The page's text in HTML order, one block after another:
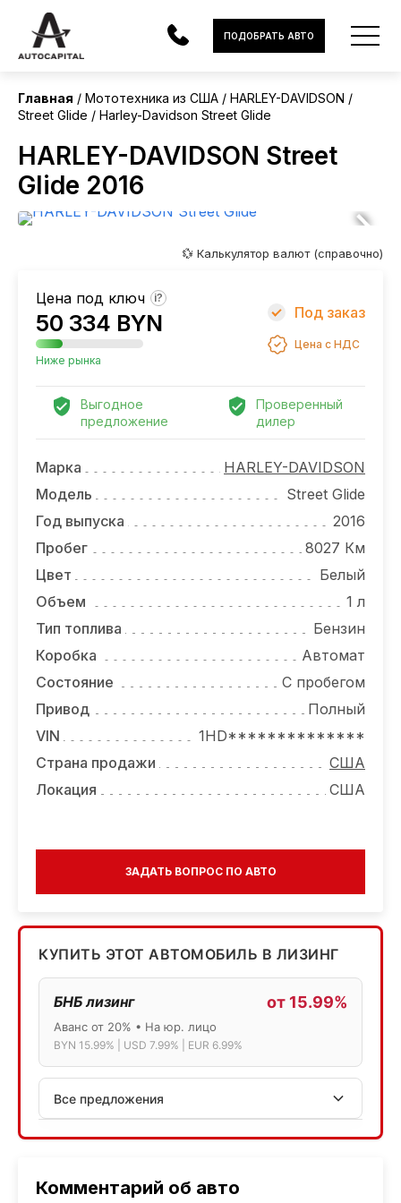
АВТОМОБИЛИ
ЭЛЕКТРОМОБИЛИ
В НАЛИЧИИ
ЛИЗИНГ
НОВОСТИ
ОТЗЫВЫ
ВАКАНСИИ
КОНТАКТЫ
ПОДОБРАТЬ АВТО
Главная Мототехника из США
HARLEY-DAVIDSON
Street Glide
Harley-Davidson Street Glide
HARLEY-DAVIDSON Street
Glide 2016
Комментарий об авто
💱 Калькулятор валют (справочно)
Цена под ключ ?
50 334 BYN
Ниже рынка
Под заказ
Цена с НДС
Выгодное
предложение
Проверенный
дилер
Марка
HARLEY-DAVIDSON
Модель
Street Glide
Год выпуска
2016
Пробег
8027 Км
Цвет
Белый
Объем
1 л
Тип топлива
Бензин
Коробка
Автомат
Состояние
С пробегом
Привод
Полный
VIN
1HD**************
Страна продажи
США
Локация
США
ЗАДАТЬ ВОПРОС ПО АВТО
КУПИТЬ ЭТОТ АВТОМОБИЛЬ В ЛИЗИНГ
БНБ лизинг от 15.99%
Аванс от 20% • На юр. лицо
BYN 15.99% | USD 7.99% | EUR 6.99%
Все предложения
АСБ лизинг